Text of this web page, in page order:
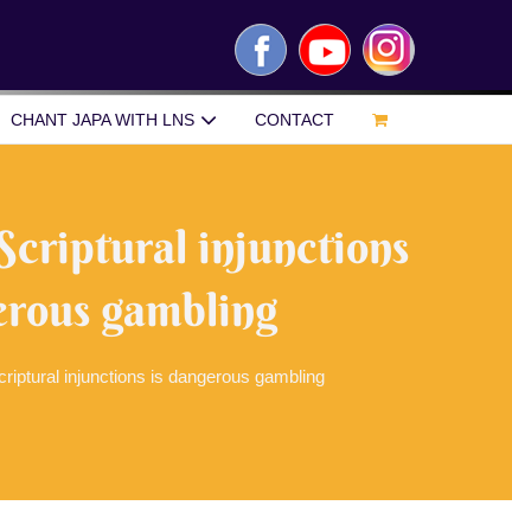
FacebookYouTubeInstagram
CHANT JAPA WITH LNS CONTACT
injunctions
gambling
injunctions is dangerous gambling